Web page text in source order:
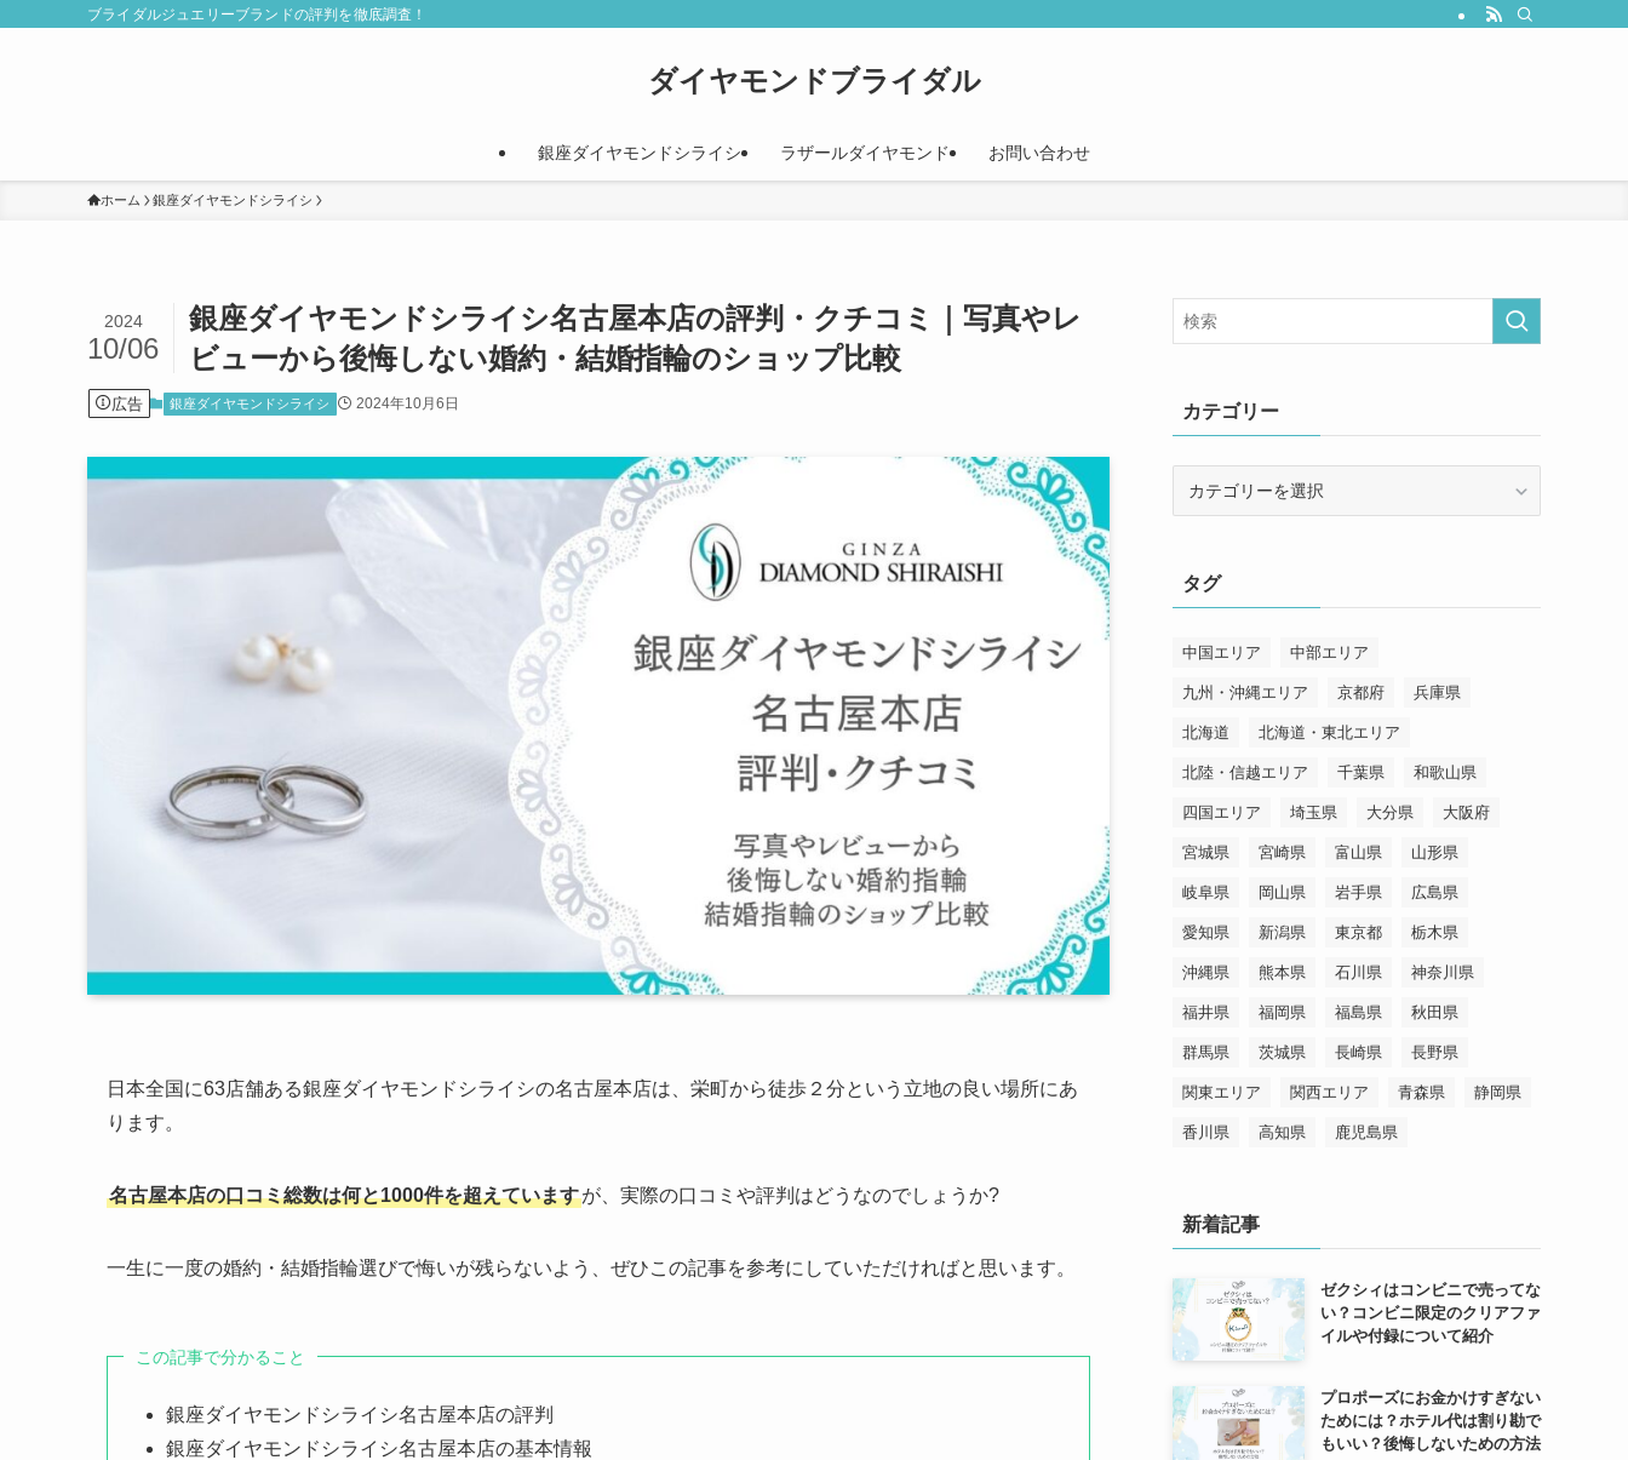
ブライダルジュエリーブランドの評判を徹底調査！
ダイヤモンドブライダル
銀座ダイヤモンドシライシ ラザールダイヤモンド お問い合わせ
ホーム 銀座ダイヤモンドシライシ
銀座ダイヤモンドシライシ名古屋本店の評判・クチコミ｜写真やレ
ビューから後悔しない婚約・結婚指輪のショップ比較
2024
10/06
広告 銀座ダイヤモンドシライシ 2024年10月6日
日本全国に63店舗ある銀座ダイヤモンドシライシの名古屋本店は、栄町から徒歩２分という立地の良い場所にあ
ります。
名古屋本店の口コミ総数は何と1000件を超えていますが、実際の口コミや評判はどうなのでしょうか?
一生に一度の婚約・結婚指輪選びで悔いが残らないよう、ぜひこの記事を参考にしていただければと思います。
この記事で分かること
銀座ダイヤモンドシライシ名古屋本店の評判
銀座ダイヤモンドシライシ名古屋本店の基本情報
カテゴリー
ータグ
中国エリア 中部エリア
九州・沖縄エリア 京都府 兵庫県
北海道 北海道・東北エリア
北陸・信越エリア 千葉県 和歌山県
四国エリア 埼玉県 大分県 大阪府
宮城県 宮崎県 富山県 山形県
岐阜県 岡山県 岩手県 広島県
愛知県 新潟県 東京都 栃木県
沖縄県 熊本県 石川県 神奈川県
福井県 福岡県 福島県 秋田県
群馬県 茨城県 長崎県 長野県
関東エリア 関西エリア 青森県 静岡県
香川県 高知県 鹿児島県
新着記事
ゼクシィはコンビニで売ってな
い？コンビニ限定のクリアファ
イルや付録について紹介
プロポーズにお金かけすぎない
ためには？ホテル代は割り勘で
もいい？後悔しないための方法